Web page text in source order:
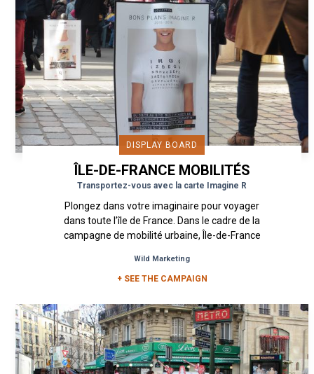
DISPLAY BOARD
ÎLE-DE-FRANCE MOBILITÉS
Transportez-vous avec la carte Imagine R
Plongez dans votre imaginaire pour voyager
dans toute l’île de France. Dans le cadre de la
campagne de mobilité urbaine, Île-de-France
Wild Marketing
+ SEE THE CAMPAIGN